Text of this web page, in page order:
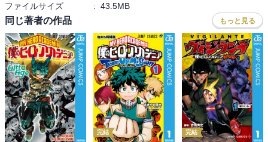
ファイルサイズ
: 43.5MB
同じ著者の作品 もっと見る
完結 完結